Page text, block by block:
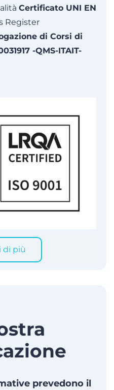
Certificato UNI EN
Register
di Corsi di
-QMS-ITAIT-
di più
prevedono il